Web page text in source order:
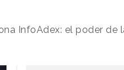
InfoAdex: el poder de